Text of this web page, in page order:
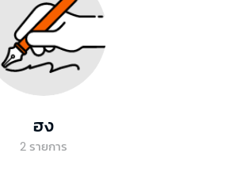
ฮง
2รายการ